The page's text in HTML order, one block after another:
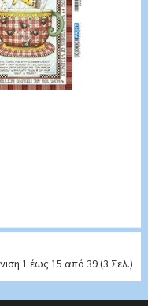
1 έως 15 από 39 (3 Σελ.)